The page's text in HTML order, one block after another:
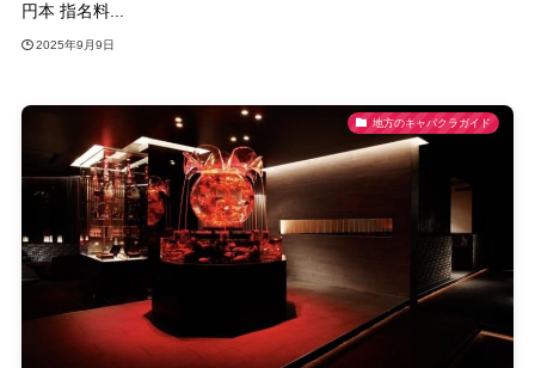
円本 指名料...
2025年9月9日
地方のキャバクラガイド